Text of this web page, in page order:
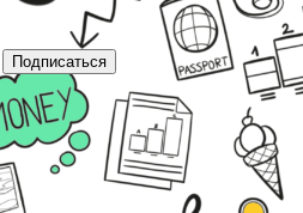
Подписаться